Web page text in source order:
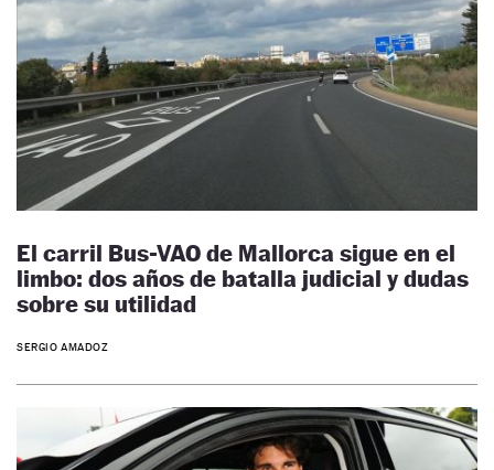
El carril Bus-VAO de Mallorca sigue en el
limbo: dos años de batalla judicial y dudas
sobre su utilidad
SERGIO AMADOZ